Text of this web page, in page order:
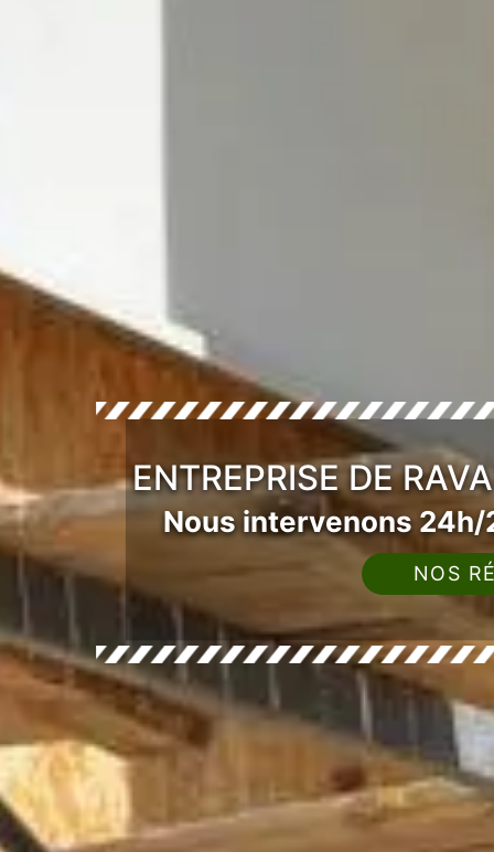
ENTREPRISE DE
Nous intervenons
NOS